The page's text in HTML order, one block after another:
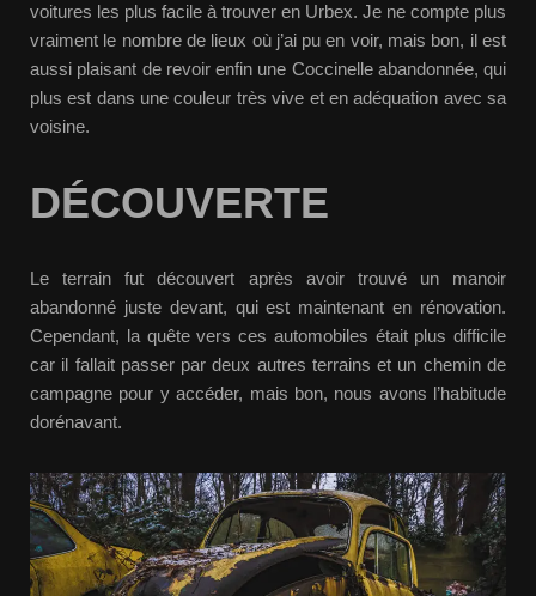
voitures les plus facile à trouver en Urbex. Je ne compte plus
vraiment le nombre de lieux où j’ai pu en voir, mais bon, il est
aussi plaisant de revoir enfin une Coccinelle abandonnée, qui
plus est dans une couleur très vive et en adéquation avec sa
voisine.
DÉCOUVERTE
Le terrain fut découvert après avoir trouvé un manoir
abandonné juste devant, qui est maintenant en rénovation.
Cependant, la quête vers ces automobiles était plus difficile
car il fallait passer par deux autres terrains et un chemin de
campagne pour y accéder, mais bon, nous avons l’habitude
dorénavant.